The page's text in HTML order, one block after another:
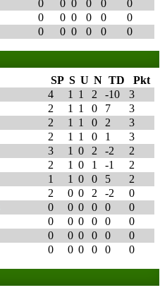
0 0 0 0 0
0
0 0 0 0 0
0
0 0 0 0 0 0
SP S U N TD
Pkt
4 1 1 2 -10
3
2 1 1 0 7
3
2 1 1 0 2
3
2 1 1 0 1
3
3 1 0 2 -2
2
2 1 0 1 -1
2
1 1 0 0 5
2
2 0 0 2 -2
0
0 0 0 0 0
0
0 0 0 0 0
0
0 0 0 0 0
0
0 0 0 0 0 0